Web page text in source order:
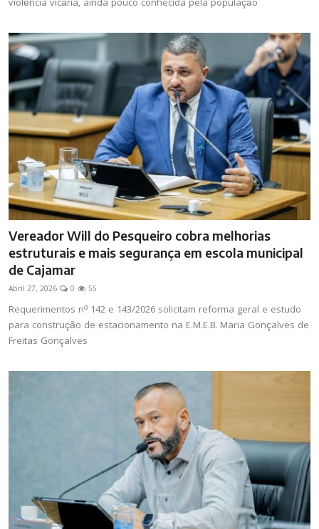
violência vicária, ainda pouco conhecida pela população
Vereador Will do Pesqueiro cobra melhorias
estruturais e mais segurança em escola municipal
de Cajamar
Abril 27, 2026 0 55
Requerimentos nº 142 e 143/2026 solicitam reforma geral e estudo
para construção de estacionamento na E.M.E.B. Maria Gonçalves de
Freitas Gonçalves